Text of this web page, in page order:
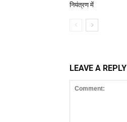
नियंत्रण में
LEAVE A REPLY